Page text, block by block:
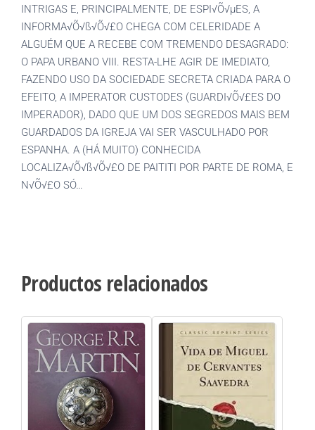
INTRIGAS E, PRINCIPALMENTE, DE ESPI√Õ√µES, A
INFORMA√Õ√ß√Õ√£O CHEGA COM CELERIDADE A
ALGUÉM QUE A RECEBE COM TREMENDO DESAGRADO:
O PAPA URBANO VIII. RESTA-LHE AGIR DE IMEDIATO,
FAZENDO USO DA SOCIEDADE SECRETA CRIADA PARA O
EFEITO, A IMPERATOR CUSTODES (GUARDI√Õ√£ES DO
IMPERADOR), DADO QUE UM DOS SEGREDOS MAIS BEM
GUARDADOS DA IGREJA VAI SER VASCULHADO POR
ESPANHA. A (HÁ MUITO) CONHECIDA
LOCALIZA√Õ√ß√Õ√£O DE PAITITI POR PARTE DE ROMA, E
N√Õ√£O SÓ…
Productos relacionados